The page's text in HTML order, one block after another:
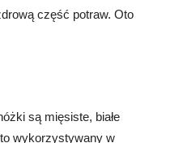
część potraw. Oto
są mięsiste, białe
wykorzystywany w